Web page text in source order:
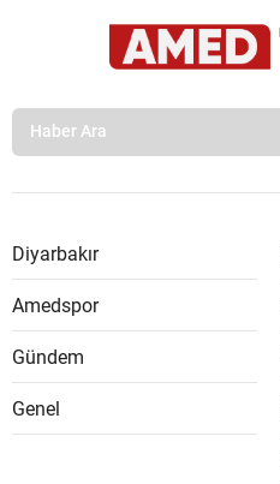
Diyarbakır
Amedspor
Gündem
Genel